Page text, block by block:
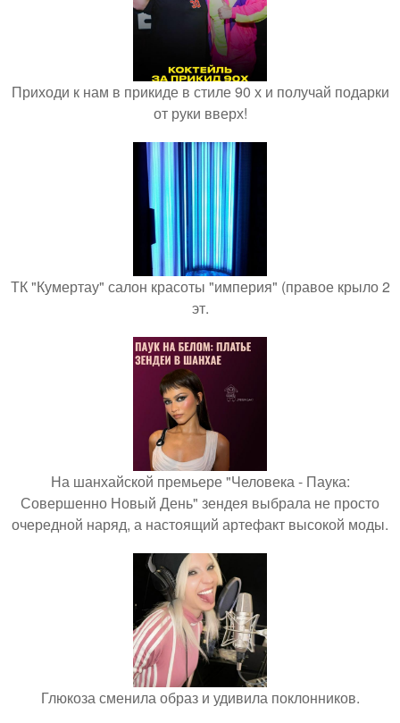
Приходи к нам в прикиде в стиле 90 х и получай подарки
от руки вверх!
ТК "Кумертау" салон красоты "империя" (правое крыло 2
эт.
На шанхайской премьере "Человека - Паука:
Совершенно Новый День" зендея выбрала не просто
очередной наряд, а настоящий артефакт высокой моды.
Глюкоза сменила образ и удивила поклонников.